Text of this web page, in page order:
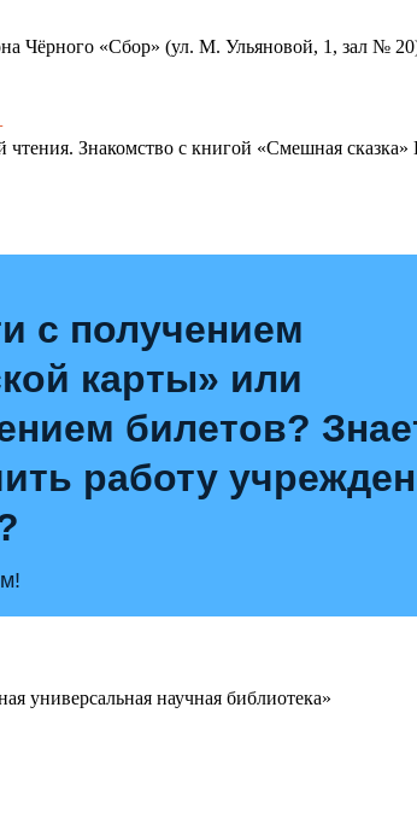
Чёрного «Сбор» (ул. М. Ульяновой, 1, зал №
чтения. Знакомство с книгой «Смешная
с получением
карты» или
билетов?
работу
универсальная научная библиотека»